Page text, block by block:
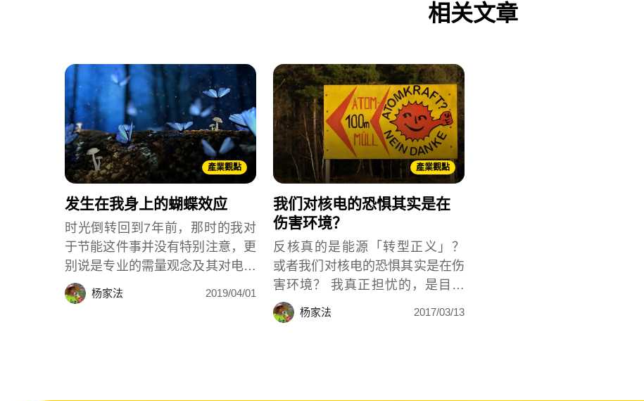
相关文章
產業觀點
发生在我身上的蝴蝶效应
时光倒转回到7年前，那时的我对
于节能这件事并没有特别注意，更
别说是专业的需量观念及其对电费
产生的影响。我和你一样，把电费
帐单付清就自认尽到了公民的义
杨家法 2019/04/01
產業觀點
我们对核电的恐惧其实是在
伤害环境？
反核真的是能源「转型正义」？
或者我们对核电的恐惧其实是在伤
害环境？ 我真正担忧的，是目前
政府的能源政策为非核，其目前所
提出替代方案只会更不环保。
杨家法 2017/03/13